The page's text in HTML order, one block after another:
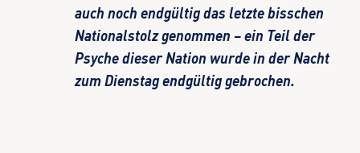
auch noch endgültig das letzte bisschen
Nationalstolz genommen – ein Teil der
Psyche dieser Nation wurde in der Nacht
zum Dienstag endgültig gebrochen.